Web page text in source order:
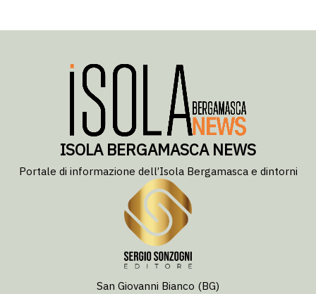
ISOLA BERGAMASCA NEWS
Portale di informazione dell’Isola Bergamasca e dintorni
San Giovanni Bianco (BG)